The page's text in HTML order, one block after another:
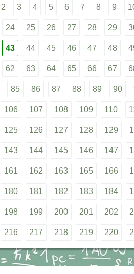
2 3 4 5 6 7 8 9
24 25 26 27 28 29
43 44 45 46 47 48
62 63 64 65 66 67
85 86 87 88 89 90
106 107 108 109 110
125 126 127 128 129
143 144 145 146 147
161 162 163 165 166
180 181 182 183 184
198 199 200 201 202
216 217 218 219 220